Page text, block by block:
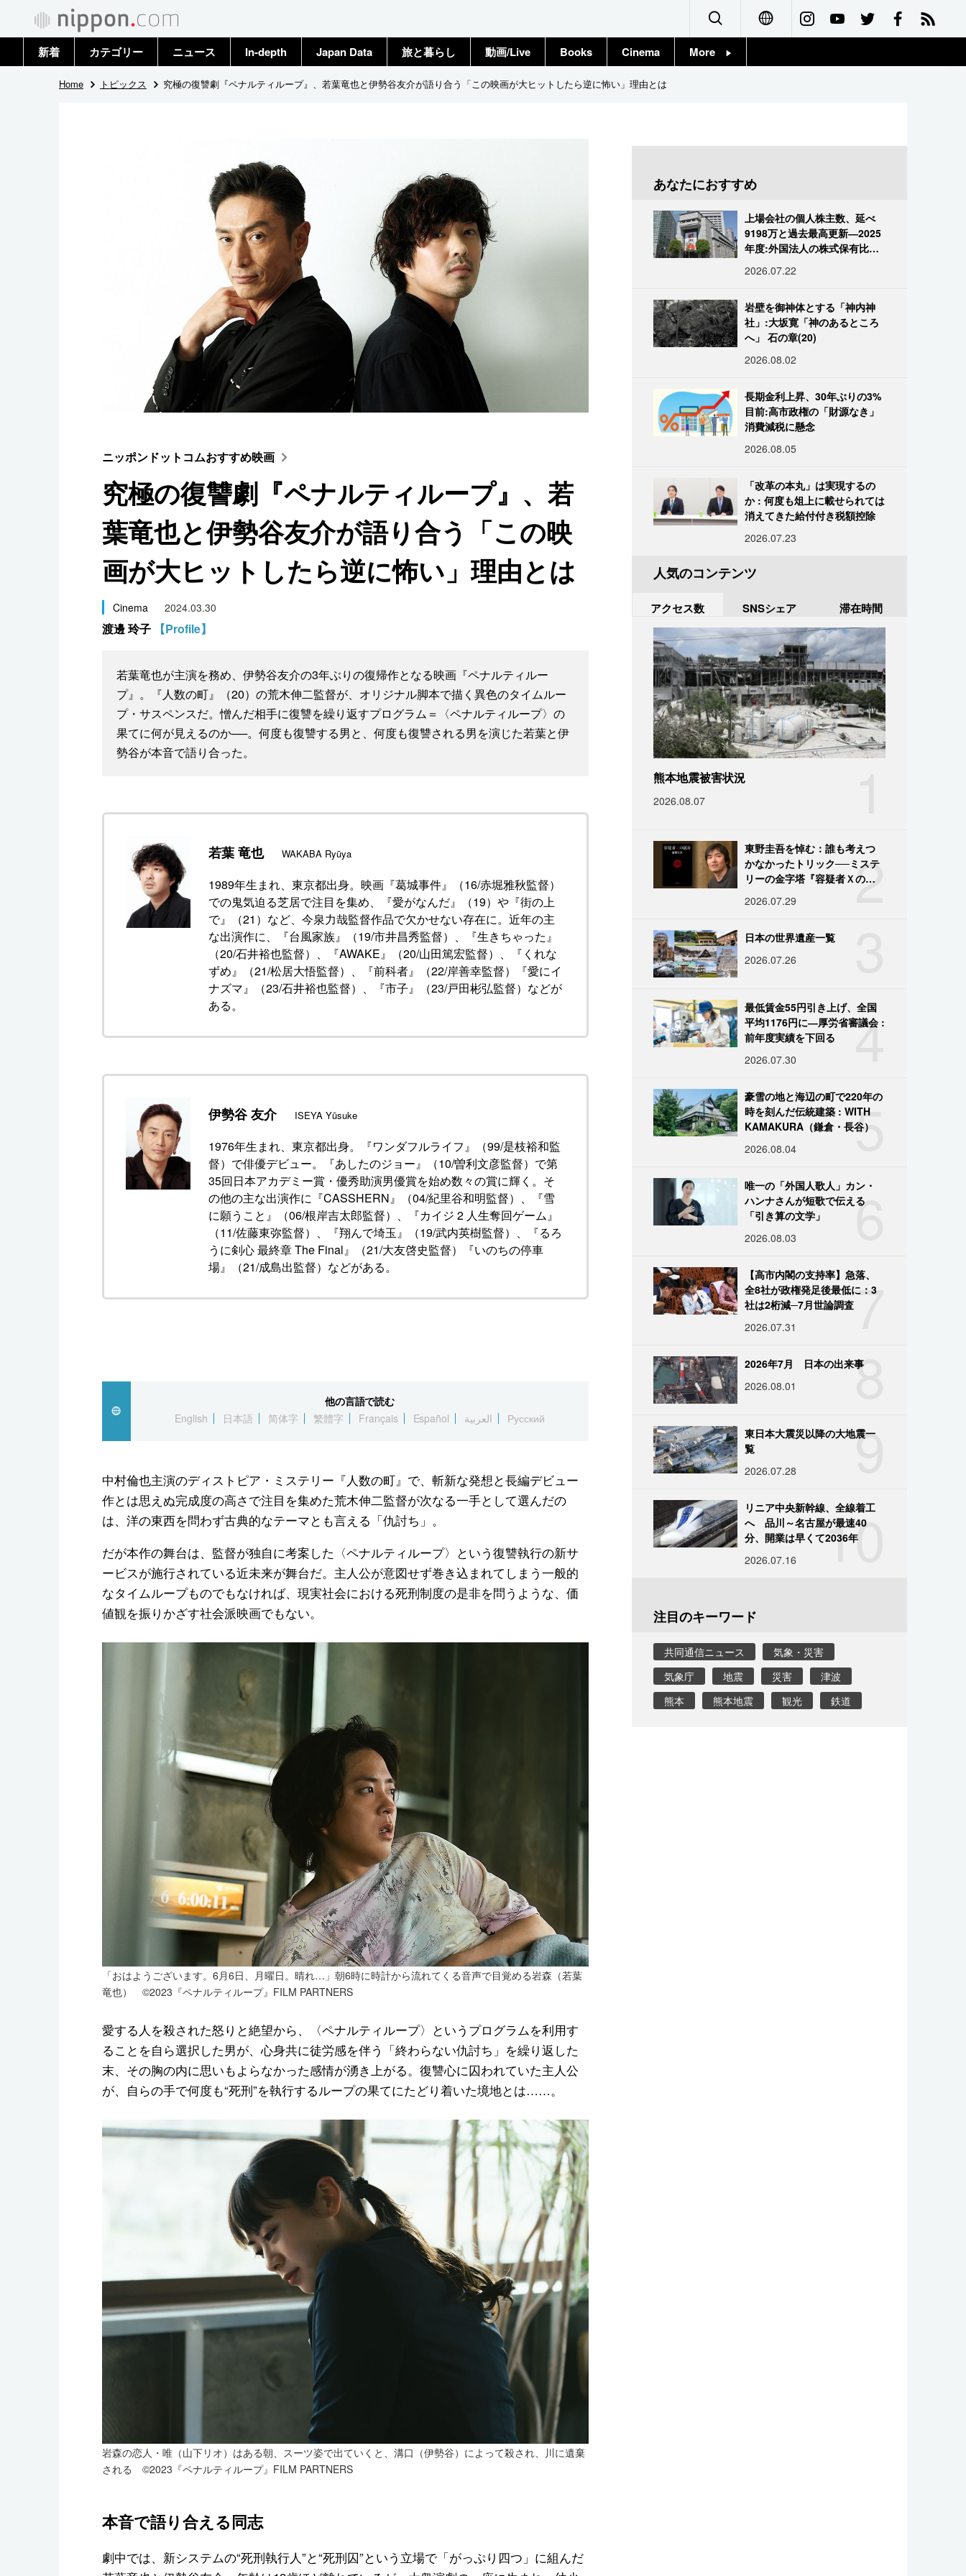
العربية
Русский
新着 カテゴリー
政治・外交
スポーツ・東京2020
ニュース
トップ
In-depth Japan Data 旅と暮らし 動画/Live Books Cinema More
東京
お知らせ
Home トピックス 究極の復讐劇『ペナルティループ』、若葉竜也と伊勢谷友介が語り合う「この映画が大ヒットしたら逆に怖い」理由とは
ニッポンドットコムおすすめ映画
究極の復讐劇『ペナルティループ』、若
葉竜也と伊勢谷友介が語り合う「この映
画が大ヒットしたら逆に怖い」理由とは
Cinema 2024.03.30
渡邊 玲子 【Profile】
若葉竜也が主演を務め、伊勢谷友介の3年ぶりの復帰作となる映画『ペナルティルー
プ』。『人数の町』（20）の荒木伸二監督が、オリジナル脚本で描く異色のタイムルー
プ・サスペンスだ。憎んだ相手に復讐を繰り返すプログラム＝〈ペナルティループ〉の
果てに何が見えるのか──。何度も復讐する男と、何度も復讐される男を演じた若葉と伊
勢谷が本音で語り合った。
若葉 竜也 WAKABA Ryūya
1989年生まれ、東京都出身。映画『葛城事件』（16/赤堀雅秋監督）
での鬼気迫る芝居で注目を集め、『愛がなんだ』（19）や『街の上
で』（21）など、今泉力哉監督作品で欠かせない存在に。近年の主
な出演作に、『台風家族』（19/市井昌秀監督）、『生きちゃった』
（20/石井裕也監督）、『AWAKE』（20/山田篤宏監督）、『くれな
ずめ』（21/松居大悟監督）、『前科者』（22/岸善幸監督）『愛にイ
ナズマ』（23/石井裕也監督）、『市子』（23/戸田彬弘監督）などが
ある。
伊勢谷 友介 ISEYA Yūsuke
1976年生まれ、東京都出身。『ワンダフルライフ』（99/是枝裕和監
督）で俳優デビュー。『あしたのジョー』（10/曽利文彦監督）で第
35回日本アカデミー賞・優秀助演男優賞を始め数々の賞に輝く。そ
の他の主な出演作に『CASSHERN』（04/紀里谷和明監督）、『雪
に願うこと』（06/根岸吉太郎監督）、『カイジ 2 人生奪回ゲーム』
（11/佐藤東弥監督）、『翔んで埼玉』（19/武内英樹監督）、『るろ
うに剣心 最終章 The Final』（21/大友啓史監督）『いのちの停車
場』（21/成島出監督）などがある。
他の言語で読む
English
日本語 简体字 繁體字 Français Español العربية Русский
中村倫也主演のディストピア・ミステリー『人数の町』で、斬新な発想と長編デビュー
作とは思えぬ完成度の高さで注目を集めた荒木伸二監督が次なる一手として選んだの
は、洋の東西を問わず古典的なテーマとも言える「仇討ち」。
だが本作の舞台は、監督が独自に考案した〈ペナルティループ〉という復讐執行の新サ
ービスが施行されている近未来が舞台だ。主人公が意図せず巻き込まれてしまう一般的
なタイムループものでもなければ、現実社会における死刑制度の是非を問うような、価
値観を振りかざす社会派映画でもない。
「おはようございます。6月6日、月曜日。晴れ…」朝6時に時計から流れてくる音声で目覚める岩森（若葉
竜也） ©2023『ペナルティループ』FILM PARTNERS
愛する人を殺された怒りと絶望から、〈ペナルティループ〉というプログラムを利用す
ることを自ら選択した男が、心身共に徒労感を伴う「終わらない仇討ち」を繰り返した
末、その胸の内に思いもよらなかった感情が湧き上がる。復讐心に囚われていた主人公
が、自らの手で何度も“死刑”を執行するループの果てにたどり着いた境地とは……。
岩森の恋人・唯（山下リオ）はある朝、スーツ姿で出ていくと、溝口（伊勢谷）によって殺され、川に遺棄
される ©2023『ペナルティループ』FILM PARTNERS
本音で語り合える同志
劇中では、新システムの“死刑執行人”と“死刑囚”という立場で「がっぷり四つ」に組んだ
あなたにおすすめ
上場会社の個人株主数、延べ
9198万と過去最高更新―2025
年度:外国法人の株式保有比率
2026.07.22
岩壁を御神体とする「神内神
社」:大坂寛「神のあるところ
へ」 石の章(20)
2026.08.02
長期金利上昇、30年ぶりの3%
目前:高市政権の「財源なき」
消費減税に懸念
2026.08.05
「改革の本丸」は実現するの
か : 何度も俎上に載せられては
消えてきた給付付き税額控除
2026.07.23
人気のコンテンツ
アクセス数 SNSシェア 滞在時間
熊本地震被害状況
2026.08.07
2
東野圭吾を悼む：誰も考えつ
かなかったトリック──ミステ
リーの金字塔『容疑者Ｘの献
2026.07.29
日本の世界遺産一覧
2026.07.26
4
最低賃金55円引き上げ、全国
平均1176円に―厚労省審議会 :
前年度実績を下回る
2026.07.30
5
豪雪の地と海辺の町で220年の
時を刻んだ伝統建築 : WITH
KAMAKURA（鎌倉・長谷）
2026.08.04
6
唯一の「外国人歌人」カン・
ハンナさんが短歌で伝える
「引き算の文学」
2026.08.03
7
【高市内閣の支持率】急落、
全8社が政権発足後最低に：3
社は2桁減─7月世論調査
2026.07.31
8
2026年7月 日本の出来事
2026.08.01
9
東日本大震災以降の大地震一
覧
2026.07.28
10
リニア中央新幹線、全線着工
へ 品川～名古屋が最速40
分、開業は早くて2036年
2026.07.16
注目のキーワード
共同通信ニュース
気象・災害
気象庁
地震 災害
津波
熊本
熊本地震 観光 鉄道